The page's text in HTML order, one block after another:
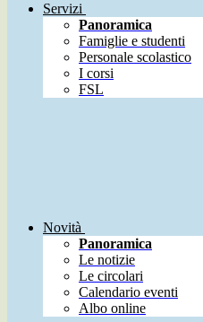
Servizi
Panoramica
Famiglie e studenti
Personale scolastico
I corsi
FSL
Novità
Panoramica
Le notizie
Le circolari
Calendario eventi
Albo online